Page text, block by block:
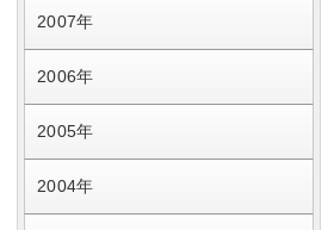
2007年
2006年
2005年
2004年